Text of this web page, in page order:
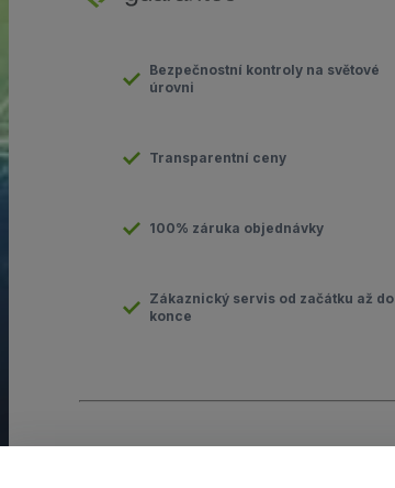
Bezpečnostní kontroly na světové
úrovni
Transparentní ceny
100% záruka objednávky
Zákaznický servis od začátku až do
konce